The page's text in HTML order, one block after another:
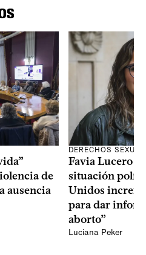
de
ausencia
DERECHOS
Favia Lucero
situación
Unidos
para dar
aborto”
Luciana Peker